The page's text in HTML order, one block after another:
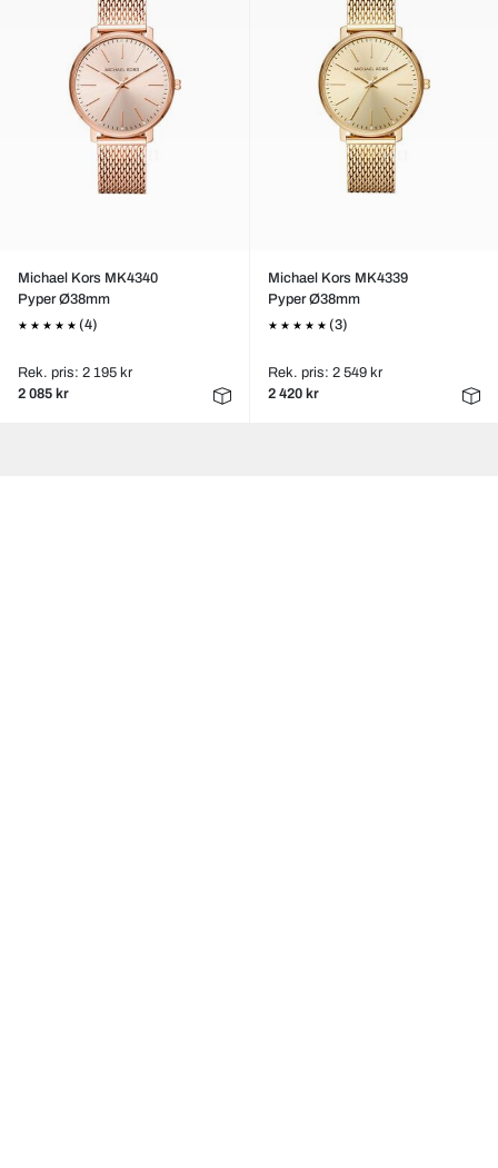
Michael Kors MK4340
Pyper Ø38mm
(4)
Rek. pris: 2 195 kr
2 085 kr
Michael Kors MK4339
Pyper Ø38mm
(3)
Rek. pris: 2 549 kr
2 420 kr